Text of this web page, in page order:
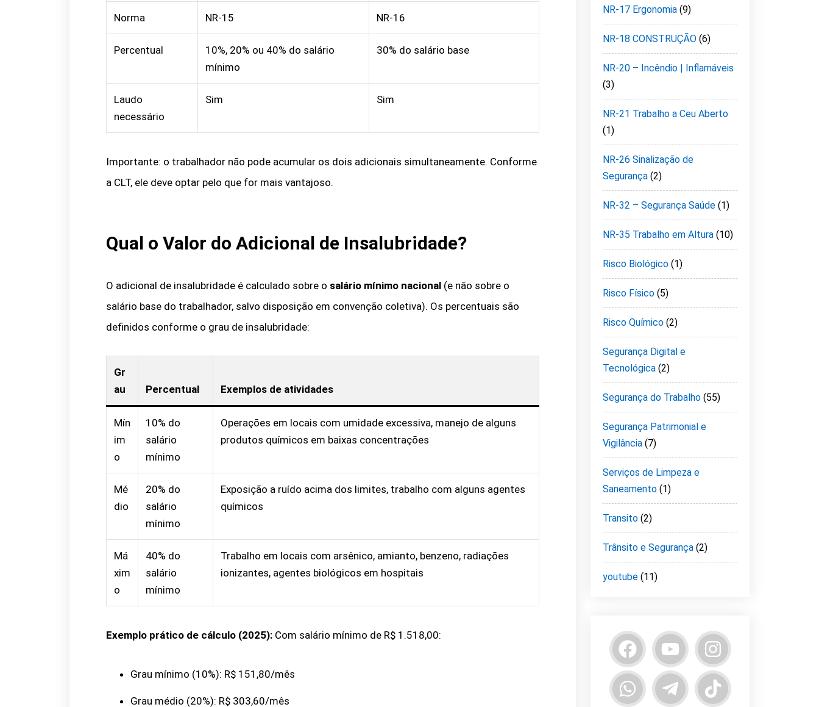
Norma NR-15 NR-16
Percentual
10%, 20% ou 40% do salário
mínimo
30% do salário base
Laudo
necessário
Sim Sim
Importante: o trabalhador não pode acumular os dois adicionais simultaneamente. Conforme
a CLT, ele deve optar pelo que for mais vantajoso.
Qual o Valor do Adicional de Insalubridade?
O adicional de insalubridade é calculado sobre o salário mínimo nacional (e não sobre o
salário base do trabalhador, salvo disposição em convenção coletiva). Os percentuais são
definidos conforme o grau de insalubridade:
Gr
au
Percentual Exemplos de atividades
Mín
im
o
10% do
salário
mínimo
Operações em locais com umidade excessiva, manejo de alguns
produtos químicos em baixas concentrações
Mé
dio
20% do
salário
mínimo
Exposição a ruído acima dos limites, trabalho com alguns agentes
químicos
Má
xim
o
40% do
salário
mínimo
Trabalho em locais com arsênico, amianto, benzeno, radiações
ionizantes, agentes biológicos em hospitais
Exemplo prático de cálculo (2025): Com salário mínimo de R$ 1.518,00:
Grau mínimo (10%): R$ 151,80/mês
Grau médio (20%): R$ 303,60/mês
NR-17 Ergonomia (9)
NR-18 CONSTRUÇÃO (6)
NR-20 – Incêndio | Inflamáveis
(3)
NR-21 Trabalho a Ceu Aberto
(1)
NR-26 Sinalização de
Segurança (2)
NR-32 – Segurança Saúde (1)
NR-35 Trabalho em Altura (10)
Risco Biológico (1)
Risco Físico (5)
Risco Químico (2)
Segurança Digital e
Tecnológica (2)
Segurança do Trabalho (55)
Segurança Patrimonial e
Vigilância (7)
Serviços de Limpeza e
Saneamento (1)
Transito (2)
Trânsito e Segurança (2)
youtube (11)